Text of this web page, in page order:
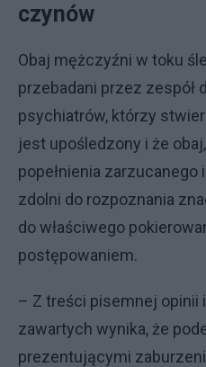
czynów
Obaj mężczyźni w toku
przebadani przez zespół
psychiatrów, którzy
jest upośledzony i że
popełnienia
zdolni do rozpoznania
do właściwego
postępowaniem.
– Z treści pisemnej opinii
zawartych wynika, że
prezentującymi